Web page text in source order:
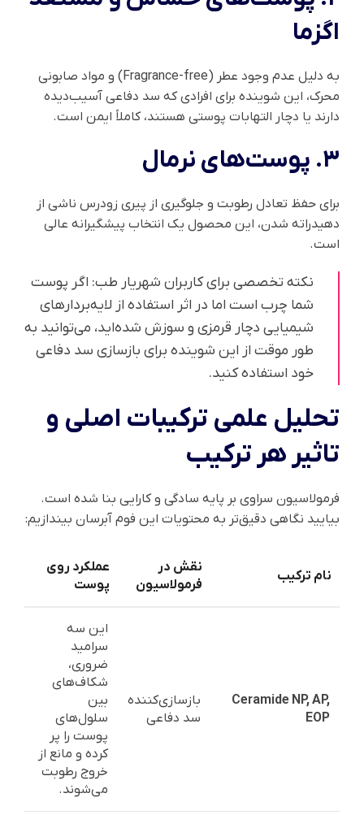
اگزما
به دلیل عدم وجود عطر (Fragrance-free) و مواد صابونی
محرک، این شوینده برای افرادی که سد دفاعی آسیب‌دیده
دارند یا دچار التهابات پوستی هستند، کاملاً ایمن است.
۳. پوست‌های نرمال
برای حفظ تعادل رطوبت و جلوگیری از پیری زودرس ناشی از
دهیدراته شدن، این محصول یک انتخاب پیشگیرانه عالی
است.
نکته تخصصی برای کاربران شهریار طب: اگر پوست
شما چرب است اما در اثر استفاده از لایه‌بردارهای
شیمیایی دچار قرمزی و سوزش شده‌اید، می‌توانید به
طور موقت از این شوینده برای بازسازی سد دفاعی
خود استفاده کنید.
تحلیل علمی ترکیبات اصلی و
تاثیر هر ترکیب
فرمولاسیون سراوی بر پایه سادگی و کارایی بنا شده است.
بیایید نگاهی دقیق‌تر به محتویات این فوم آبرسان بیندازیم:
نام ترکیب
نقش در
فرمولاسیون
عملکرد روی
پوست
Ceramide NP, AP,
EOP
بازسازی‌کننده
سد دفاعی
این سه
سرامید
ضروری،
شکاف‌های
بین
سلول‌های
پوست را پر
کرده و مانع از
خروج رطوبت
می‌شوند.